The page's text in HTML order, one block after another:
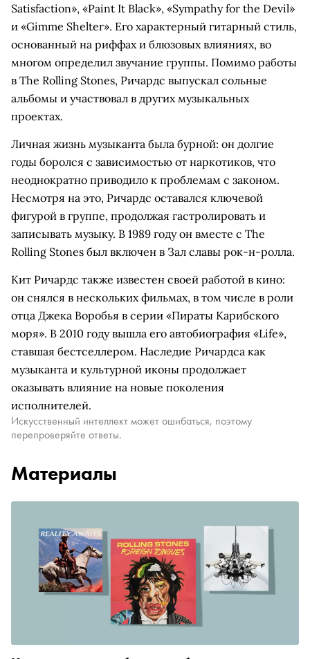
Satisfaction», «Paint It Black», «Sympathy for the Devil»
и «Gimme Shelter». Его характерный гитарный стиль,
основанный на риффах и блюзовых влияниях, во
многом определил звучание группы. Помимо работы
в The Rolling Stones, Ричардс выпускал сольные
альбомы и участвовал в других музыкальных
проектах.
Личная жизнь музыканта была бурной: он долгие
годы боролся с зависимостью от наркотиков, что
неоднократно приводило к проблемам с законом.
Несмотря на это, Ричардс оставался ключевой
фигурой в группе, продолжая гастролировать и
записывать музыку. В 1989 году он вместе с The
Rolling Stones был включен в Зал славы рок-н-ролла.
Кит Ричардс также известен своей работой в кино:
он снялся в нескольких фильмах, в том числе в роли
отца Джека Воробья в серии «Пираты Карибского
моря». В 2010 году вышла его автобиография «Life»,
ставшая бестселлером. Наследие Ричардса как
музыканта и культурной иконы продолжает
оказывать влияние на новые поколения
исполнителей.
Искусственный интеллект может ошибаться, поэтому
перепроверяйте ответы.
Материалы